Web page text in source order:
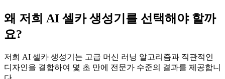
왜 저희 AI 셀카 생성기를 선택해야 할까
요?
저희 AI 셀카 생성기는 고급 머신 러닝 알고리즘과 직관적인
디자인을 결합하여 몇 초 만에 전문가 수준의 결과를 제공합니